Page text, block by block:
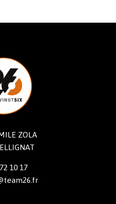
ZOLA
10 17